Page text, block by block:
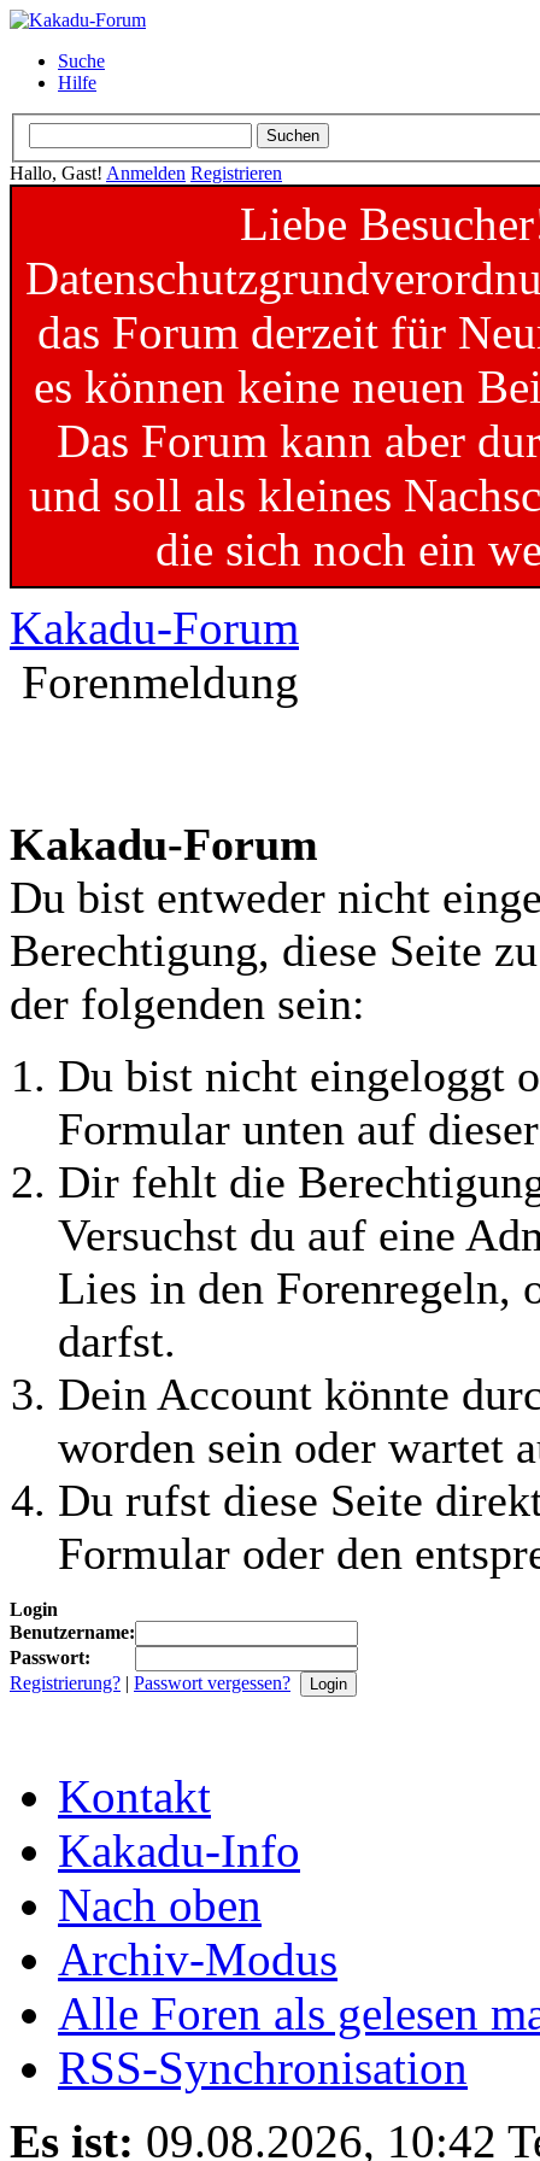
Suche
Hilfe
Hallo, Gast! Anmelden Registrieren
Liebe
das Forum derzeit für
es können keine neuen
Das Forum kann aber
und soll als kleines
die sich noch ein
Kakadu-Forum
Forenmeldung
Kakadu-Forum
Du bist entweder nicht
Berechtigung, diese Seite
der folgenden sein:
Du bist nicht eingeloggt
Formular unten auf
Dir fehlt die
Versuchst du auf eine
Lies in den Forenregeln,
darfst.
Dein Account könnte
worden sein oder wartet
Du rufst diese Seite
Formular oder den
Login
Benutzername:
Passwort:
Registrierung? | Passwort vergessen?
Kontakt
Kakadu-Info
Nach oben
Archiv-Modus
Alle Foren als gelesen
RSS-Synchronisation
Es ist: 09.08.2026, 10:42